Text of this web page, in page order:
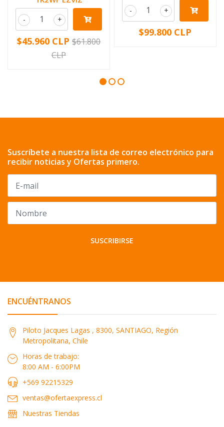
+
-
$45.960 CLP $61.800
CLP
+
-
$99.800 CLP
Suscríbete a nuestra lista de correo electrónico para
recibir noticias y Ofertas primero.
SUSCRIBIRSE
ENCUÉNTRANOS
Piloto Jacques Lagas , 8300, SANTIAGO, Región
Metropolitana, Chile
Horas de trabajo:
8:00 AM - 6:00PM
+569 92215329
ventas@ofertaexpress.cl
Nuestras Tiendas